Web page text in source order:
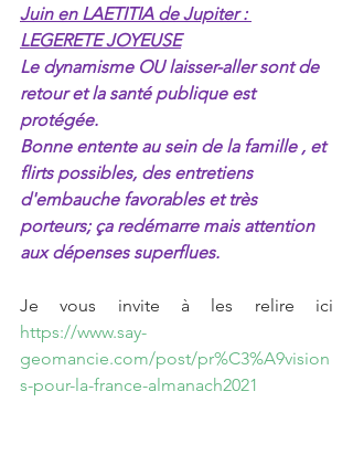
Juin en LAETITIA de Jupiter :
LEGERETE JOYEUSE
Le dynamisme OU laisser-aller sont de
retour et la santé publique est
protégée.
Bonne entente au sein de la famille , et
flirts possibles, des entretiens
d'embauche favorables et très
porteurs; ça redémarre mais attention
aux dépenses superflues.
https://www.say-
geomancie.com/post/pr%C3%A9vision
s-pour-la-france-almanach2021